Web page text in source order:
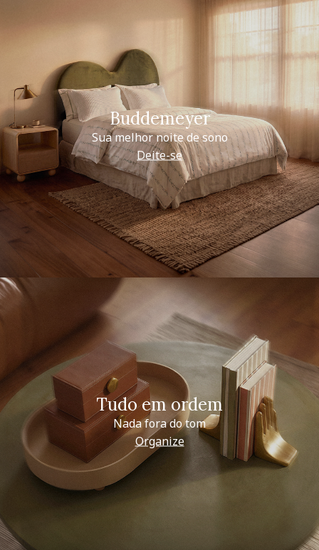
Buddemeyer
Sua melhor noite de sono
Deite-se
Tudo em ordem
Nada fora do tom
Organize